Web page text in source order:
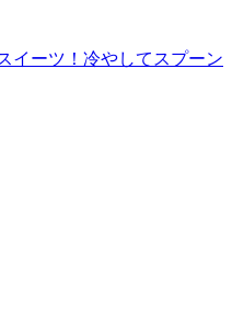
イーツ！冷やしてスプーン